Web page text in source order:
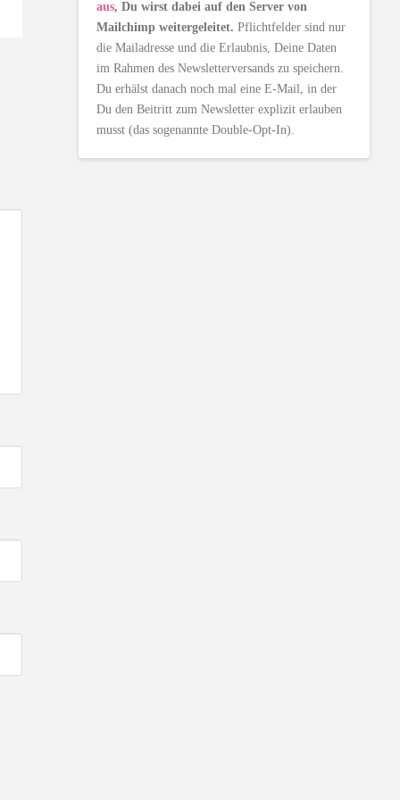
aus, Du wirst dabei auf den Server von
Mailchimp weitergeleitet. Pflichtfelder sind nur
die Mailadresse und die Erlaubnis, Deine Daten
im Rahmen des Newsletterversands zu speichern.
Du erhälst danach noch mal eine E-Mail, in der
Du den Beitritt zum Newsletter explizit erlauben
musst (das sogenannte Double-Opt-In).